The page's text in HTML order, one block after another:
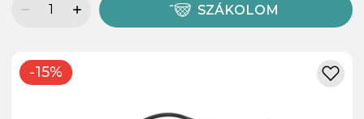
SZÁKOLOM
-15%